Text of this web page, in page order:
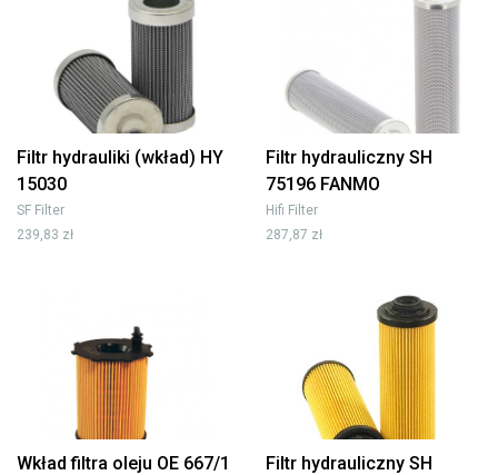
Filtr hydrauliki (wkład) HY
15030
SF Filter
239,83 zł
Filtr hydrauliczny SH
75196 FANMO
Hifi Filter
287,87 zł
Wkład filtra oleju OE 667/1
Filtr hydrauliczny SH